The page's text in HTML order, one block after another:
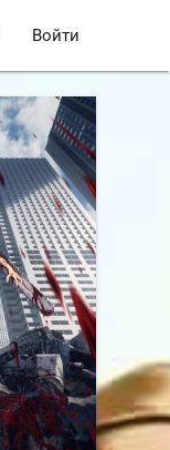
Войти